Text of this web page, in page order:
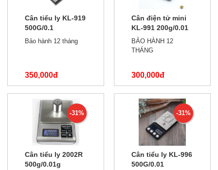
Cân tiểu ly KL-919
500G/0.1
Bảo hành 12 tháng
350,000đ
450,000đ
Cân điện tử mini
KL-991 200g/0.01
BẢO HÀNH 12
THÁNG
300,000đ
350,000đ
-31%
Cân tiểu ly 2002R
500g/0.01g
-31%
Cân tiểu ly KL-996
500G/0.01